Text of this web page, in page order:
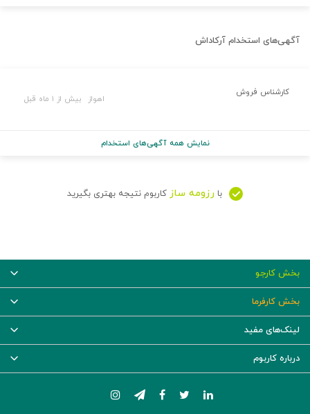
آگهی‌های استخدام آرکاداش
کارشناس فروش
اهواز بیش از ۱ ماه قبل
نمایش همه آگهی‌های استخدام
با رزومه ساز کاربوم نتیجه بهتری بگیرید
بخش کارجو
بخش کارفرما
لینک‌های مفید
درباره کاربوم